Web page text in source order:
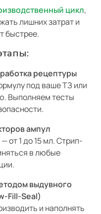
цикл,
лишних затрат и
быстрее.
рецептуры
под ваше ТЗ или
Выполняем тесты
ампул
от 1 до 15 мл. Стрип-
в любые
выдувного
Fill-Seal)
и наполнять